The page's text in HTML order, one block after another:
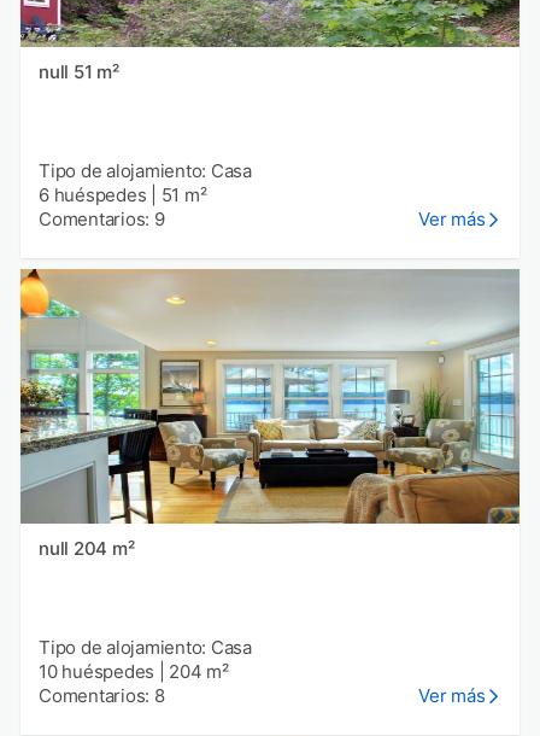
null 51 m²
Tipo de alojamiento: Casa
6 huéspedes
51 m²
Comentarios: 9
Ver más
null 204 m²
Tipo de alojamiento: Casa
10 huéspedes
204 m²
Comentarios: 8
Ver más